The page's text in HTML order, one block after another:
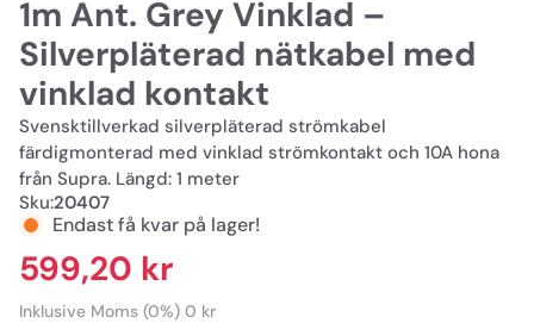
1m Ant. Grey Vinklad –
Silverpläterad nätkabel med
vinklad kontakt
Svensktillverkad silverpläterad strömkabel
färdigmonterad med vinklad strömkontakt och 10A hona
från Supra. Längd: 1 meter
Sku:20407
Endast få kvar på lager!
599,20 kr
Inklusive Moms (0%) 0 kr